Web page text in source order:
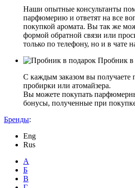
Наши опытные консультанты
парфюмерию и ответят на все
покупкой аромата. Вы так же
формой обратной связи или
только по телефону, но и в чате
Пробник в
С каждым заказом вы получаете
пробирки или атомайзера.
Вы можете покупать
бонусы, полученные при
Бренды:
Eng
Rus
А
Б
В